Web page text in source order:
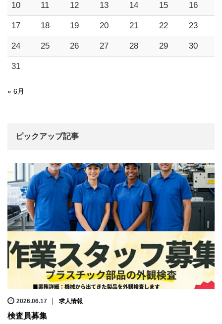
10 11 12 13 14 15 16
17 18 19 20 21 22 23
24 25 26 27 28 29 30
31
« 6月
ピックアップ記事
2026.06.17 求人情報
検査員募集